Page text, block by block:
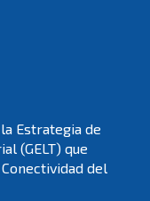
Estrategia de
(GELT) que
del